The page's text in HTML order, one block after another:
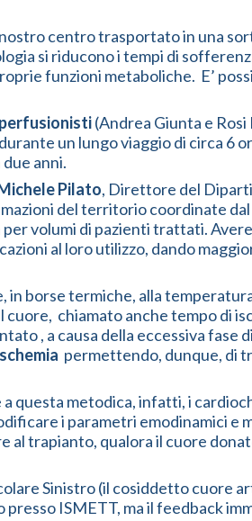
centro trasportato in una
si riducono i tempi di
funzioni metaboliche. E’
perfusionisti(Andrea Giunta e Rosi
un lungo viaggio di circa 6
anni.
Pilato, Direttore del
del territorio coordinate dal
volumi di pazienti trattati.
al loro utilizzo, dando
borse termiche, alla
chiamato anche tempo di
, a causa della eccessiva fase
permettendo, dunque, di
questa metodica, infatti, i
i parametri emodinamici e
al trapianto, qualora il cuore
Sinistro (il cosiddetto cuore
ISMETT, ma il feedback